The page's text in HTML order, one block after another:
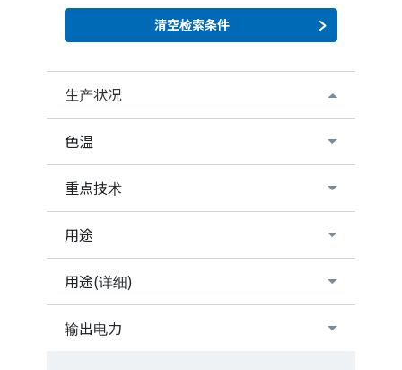
生产状况
色温
重点技术
用途
用途(详细)
输出电力